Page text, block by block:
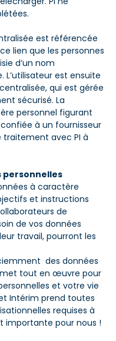
est référencée
lien que les personnes
d’un nom
L’utilisateur est ensuite
qui est gérée
sécurisé. La
personnel figurant
à un fournisseur
traitement avec PI à
personnelles
à caractère
et instructions
de
de vos données
travail, pourront les
des données
tout en œuvre pour
et votre vie
Intérim prend toutes
requises à
importante pour nous !